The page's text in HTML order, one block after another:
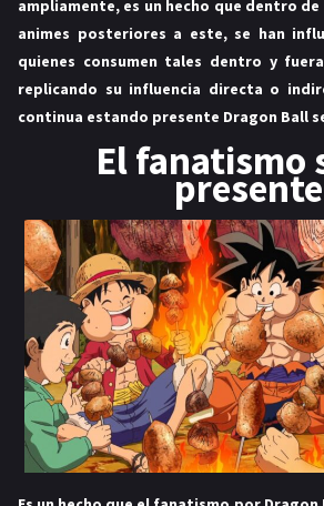
ampliamente, es un hecho que dentro
animes posteriores a este, se han
quienes consumen tales dentro y
replicando su influencia directa o
continua estando presente Dragon Ball
El fanatismo
presente